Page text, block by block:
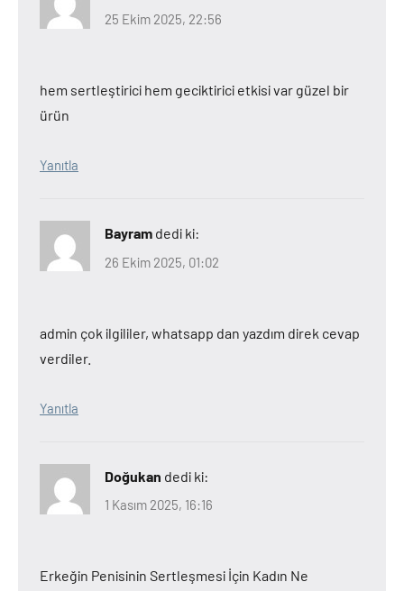
25 Ekim 2025, 22:56
hem sertleştirici hem geciktirici etkisi var güzel bir
ürün
Yanıtla
Bayram dedi ki:
26 Ekim 2025, 01:02
admin çok ilgililer, whatsapp dan yazdım direk cevap
verdiler.
Yanıtla
Doğukan dedi ki:
1 Kasım 2025, 16:16
Erkeğin Penisinin Sertleşmesi İçin Kadın Ne